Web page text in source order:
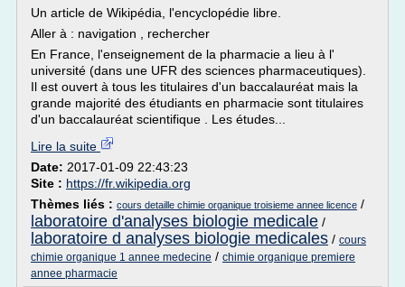
Un article de Wikipédia, l'encyclopédie libre.
Aller à : navigation , rechercher
En France, l'enseignement de la pharmacie a lieu à l'
université (dans une UFR des sciences pharmaceutiques).
Il est ouvert à tous les titulaires d'un baccalauréat mais la
grande majorité des étudiants en pharmacie sont titulaires
d'un baccalauréat scientifique . Les études...
Lire la suite
Date: 2017-01-09 22:43:23
Site : https://fr.wikipedia.org
Thèmes liés : cours detaille chimie organique troisieme annee licence /
laboratoire d'analyses biologie medicale /
laboratoire d analyses biologie medicales / cours
chimie organique 1 annee medecine / chimie organique premiere
annee pharmacie